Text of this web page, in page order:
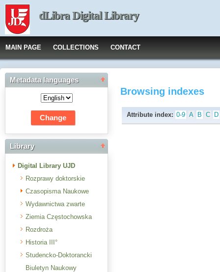
dLibra Digital Library
MAIN PAGE COLLECTIONS CONTACT
Metadata languages
Library
Digital Library UJD
Rozprawy doktorskie
Czasopisma Naukowe
Wydawnictwa zwarte
Ziemia Częstochowska
Rozdroża
Historia III°
Studencko-Doktorancki
Biuletyn Naukowy
Browsing indexes
Attribute index: 0-9 A B C D